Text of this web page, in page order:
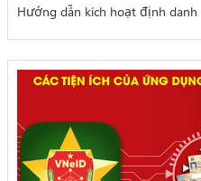
Hướng dẫn kích hoạt định